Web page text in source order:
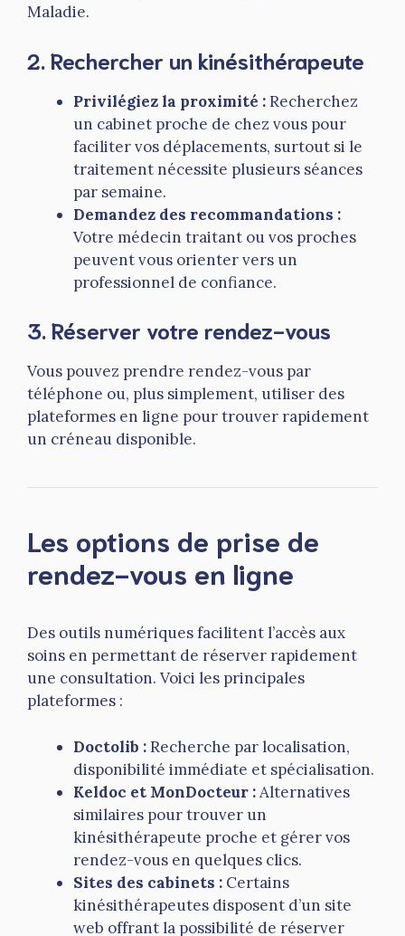
Maladie.
2.Rechercher un kinésithérapeute
Privilégiez la proximité :Recherchez
un cabinet proche de chez vous pour
faciliter vos déplacements, surtout si le
traitement nécessite plusieurs séances
par semaine.
Demandez des recommandations :
Votre médecin traitant ou vos proches
peuvent vous orienter vers un
professionnel de confiance.
3.Réserver votre rendez-vous
Vous pouvez prendre rendez-vous par
téléphone ou, plus simplement, utiliser des
plateformes en ligne pour trouver rapidement
un créneau disponible.
Les options de prise de
rendez-vous en ligne
Des outils numériques facilitent l’accès aux
soins en permettant de réserver rapidement
une consultation. Voici les principales
plateformes :
Doctolib :Recherche par localisation,
disponibilité immédiate et spécialisation.
Keldoc et MonDocteur :Alternatives
similaires pour trouver un
kinésithérapeute proche et gérer vos
rendez-vous en quelques clics.
Sites des cabinets : Certains
kinésithérapeutes disposent d’un site
web offrant la possibilité de réserver